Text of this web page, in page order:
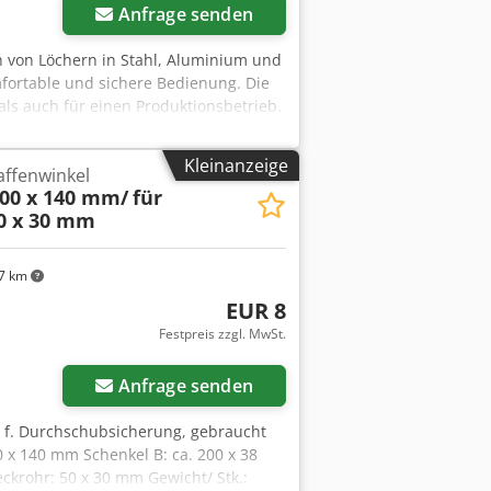
Anfrage senden
von Löchern in Stahl, Aluminium und
und sichere Bedienung. Die
auch für einen Produktionsbetrieb.
Baujahr: 1975 Maschinennummer:
3× 220/380 V Frequenz: 50 Hz
Fußpedal Stanzleistung:
20 mm in Blech mit einer Dicke
Material mit einer Zugfestigkeit
gemäß den Fotos. Robuste,
von Stahlkonstruktionen und
Kleinanzeige
km
x 140 mm/für
x 30 mm
EUR 8
Festpreis zzgl. MwSt.
Anfrage senden
Durchschubsicherung, gebraucht
140 mm Schenkel B: ca. 200 x 38
50 x 30 mm Gewicht/ Stk.: